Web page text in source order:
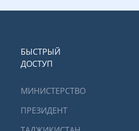
БЫСТРЫЙ
ДОСТУП
МИНИСТЕРСТВО
ПРЕЗИДЕНТ